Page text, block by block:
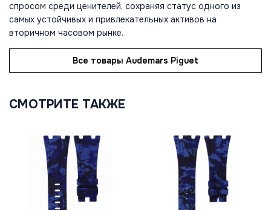
спросом среди ценителей, сохраняя статус одного из
самых устойчивых и привлекательных активов на
вторичном часовом рынке.
Все товары Audemars Piguet
СМОТРИТЕ ТАКЖЕ